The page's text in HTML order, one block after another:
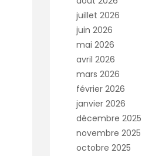
juillet 2026
juin 2026
mai 2026
avril 2026
mars 2026
février 2026
janvier 2026
décembre 2025
novembre 2025
octobre 2025